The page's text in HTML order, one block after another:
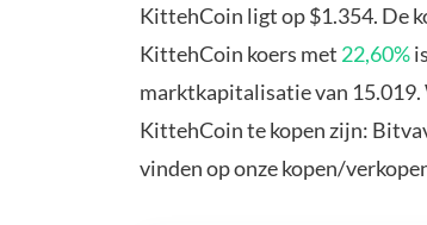
KittehCoin ligt op $1.354. De
KittehCoin koers met 22,60%
marktkapitalisatie van 15.019.
KittehCoin te kopen zijn:
vinden op onze kopen/